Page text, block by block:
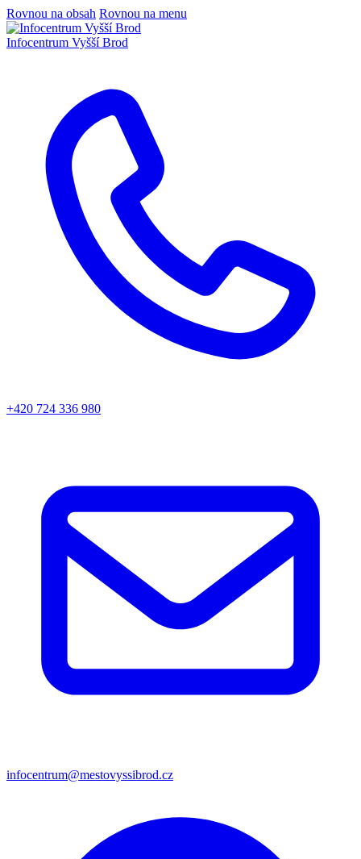
Rovnou na obsah Rovnou na menu
Infocentrum Vyšší Brod
+420 724 336 980
infocentrum@mestovyssibrod.cz